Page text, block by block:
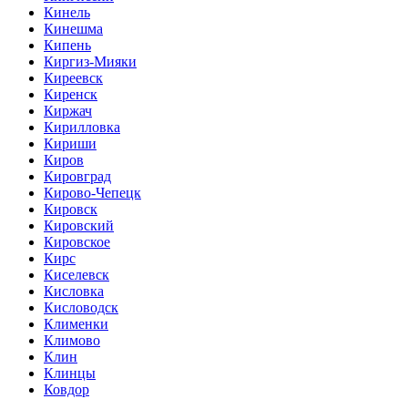
Кинель
Кинешма
Кипень
Киргиз-Мияки
Киреевск
Киренск
Киржач
Кирилловка
Кириши
Киров
Кировград
Кирово-Чепецк
Кировск
Кировский
Кировское
Кирс
Киселевск
Кисловка
Кисловодск
Клименки
Климово
Клин
Клинцы
Ковдор